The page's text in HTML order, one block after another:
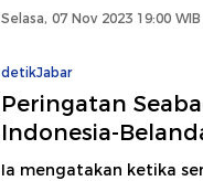
Selasa, 07 Nov 2023 19:00 WIB
detikJabar
Peringatan
Indonesia-
Ia mengatakan ketika